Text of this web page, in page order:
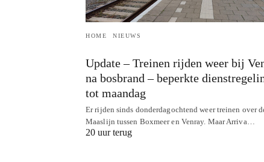
HOME NIEUWS
Update – Treinen rijden weer bij
na bosbrand – beperkte
tot maandag
Er rijden sinds donderdagochtend weer treinen over
Maaslijn tussen Boxmeer en Venray. Maar Arriva…
20 uur terug